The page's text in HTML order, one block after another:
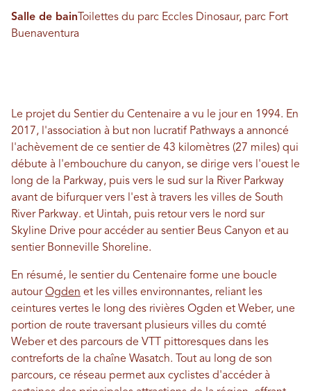
Salle de bain Toilettes du parc Eccles Dinosaur, parc Fort
Buenaventura
Le projet du Sentier du Centenaire a vu le jour en 1994. En
2017, l'association à but non lucratif Pathways a annoncé
l'achèvement de ce sentier de 43 kilomètres (27 miles) qui
débute à l'embouchure du canyon, se dirige vers l'ouest le
long de la Parkway, puis vers le sud sur la River Parkway
avant de bifurquer vers l'est à travers les villes de South
River Parkway. et Uintah, puis retour vers le nord sur
Skyline Drive pour accéder au sentier Beus Canyon et au
sentier Bonneville Shoreline.
En résumé, le sentier du Centenaire forme une boucle
autourOgden et les villes environnantes, reliant les
ceintures vertes le long des rivières Ogden et Weber, une
portion de route traversant plusieurs villes du comté
Weber et des parcours de VTT pittoresques dans les
contreforts de la chaîne Wasatch. Tout au long de son
parcours, ce réseau permet aux cyclistes d'accéder à